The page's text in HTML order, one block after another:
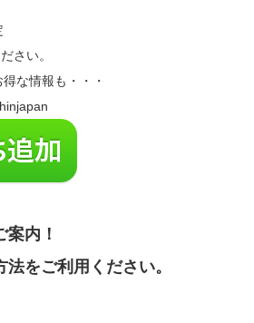
さい。
な情報も・・・
内！
をご利用ください。